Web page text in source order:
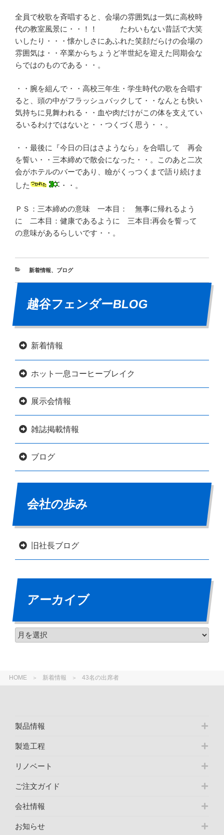
HOME 新着情報 43名の出席者
全員で校歌を斉唱すると、会場の雰囲気は一気に高校時
代の教室風景に・・！！ たわいもない昔話で大笑
いしたり・・・懐かしさにあふれた笑顔だらけの会場の
雰囲気は・・卒業からちょうど半世紀を迎えた同期会な
らではのものである・・。
・・腕を組んで・・高校三年生・学生時代の歌を合唱す
ると、頭の中がフラッシュバックして・・なんとも快い
気持ちに見舞われる・・血や肉だけがこの体を支えてい
るいるわけではないと・・つくづく思う・・。
・・最後に『今日の日はさようなら』を合唱して 再会
を誓い・・三本締めで散会になった・・。このあと二次
会がホテルのバーであり、瞼がくっつくまで語り続けま
した
・・。
ＰＳ：三本締めの意味 一本目： 無事に帰れるよう
に 二本目：健康であるように 三本目:再会を誓って
の意味があるらしいです・・。
新着情報、 ブログ
越谷フェンダーBLOG
新着情報
ホット一息コーヒーブレイク
展示会情報
雑誌掲載情報
ブログ
会社の歩み
旧社長ブログ
アーカイブ
製品情報
製造工程
リノベート
ご注文ガイド
会社情報
お知らせ